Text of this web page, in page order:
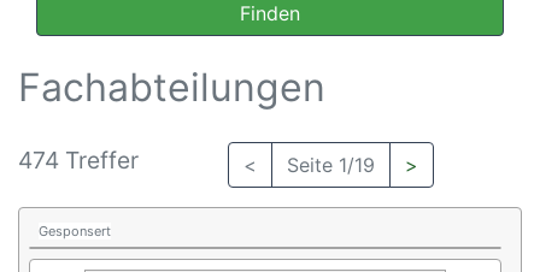
Finden
Fachabteilungen
474 Treffer < Seite 1/19 >
Gesponsert